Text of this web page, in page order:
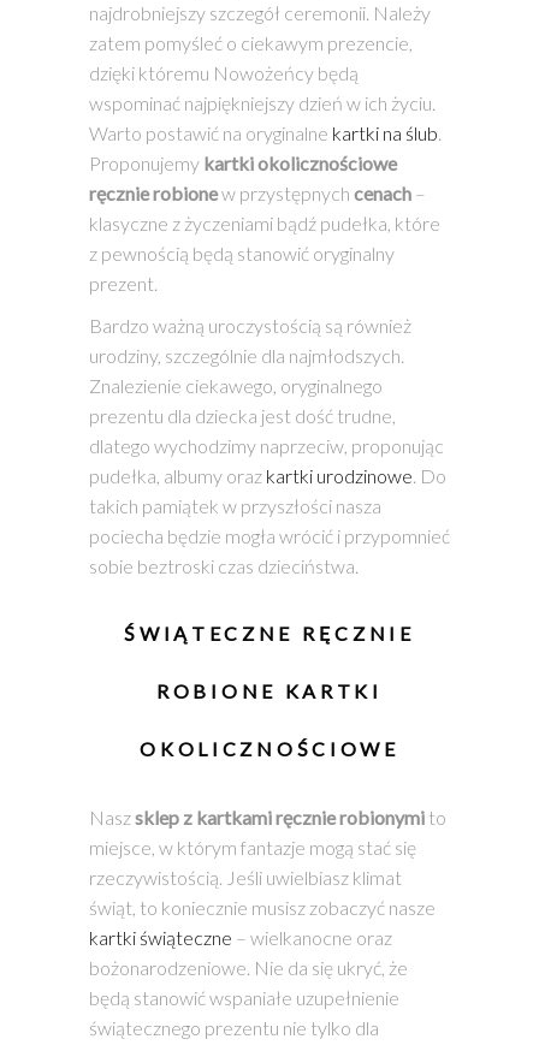
najdrobniejszy szczegół ceremonii. Należy
zatem pomyśleć o ciekawym prezencie,
dzięki któremu Nowożeńcy będą
wspominać najpiękniejszy dzień w ich życiu.
Warto postawić na oryginalne kartki na ślub.
Proponujemy kartkiokolicznościowe
ręcznie robionew przystępnych cenach –
klasyczne z życzeniami bądź pudełka, które
z pewnością będą stanowić oryginalny
prezent.
Bardzo ważną uroczystością są również
urodziny, szczególnie dla najmłodszych.
Znalezienie ciekawego, oryginalnego
prezentu dla dziecka jest dość trudne,
dlatego wychodzimy naprzeciw, proponując
pudełka, albumy oraz kartki urodzinowe. Do
takich pamiątek w przyszłości nasza
pociecha będzie mogła wrócić i przypomnieć
sobie beztroski czas dzieciństwa.
ŚWIĄTECZNE RĘCZNIE
ROBIONE KARTKI
OKOLICZNOŚCIOWE
Naszsklep z kartkami ręcznie robionymi to
miejsce, w którym fantazje mogą stać się
rzeczywistością. Jeśli uwielbiasz klimat
świąt, to koniecznie musisz zobaczyć nasze
kartki świąteczne – wielkanocne oraz
bożonarodzeniowe. Nie da się ukryć, że
będą stanowić wspaniałe uzupełnienie
świątecznego prezentu nie tylko dla